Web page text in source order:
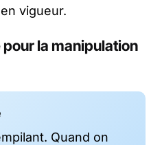
vigueur.
la manipulation
Quand on